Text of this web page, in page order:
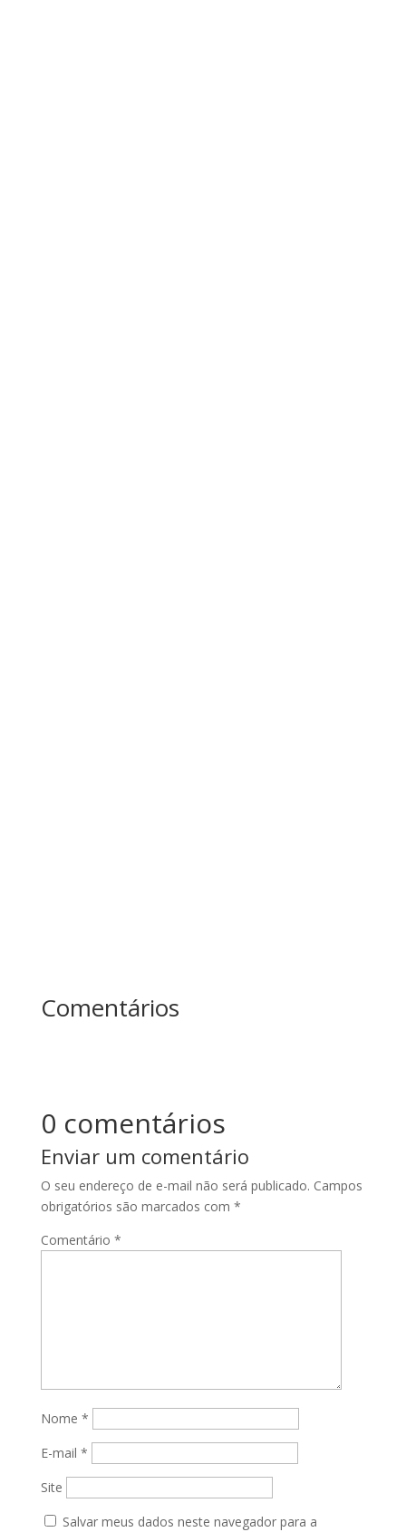
Comentários
0 comentários
Enviar um comentário
O seu endereço de e-mail não será publicado. Campos
obrigatórios são marcados com *
Comentário *
Nome *
E-mail *
Site
Salvar meus dados neste navegador para a